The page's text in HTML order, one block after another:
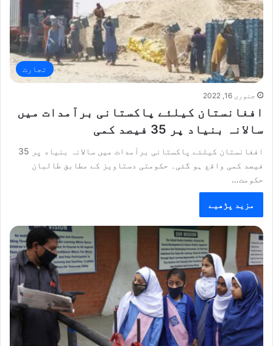
تجارت
جنوری 16, 2022
افغانستان کیلئے پاکستانی برآمدات میں
سالانہ بنیاد پر 35 فیصد کمی
افغانستان کیلئے پاکستانی برآمدات میں سالانہ بنیاد پر 35
فیصد کمی واقع ہو گئی۔ حکومتی دستاویز کے مطابق طالبان
حکومت…
مزید پڑھیے